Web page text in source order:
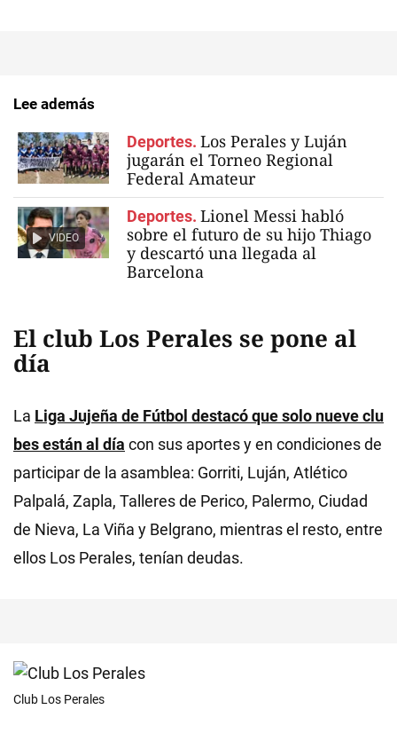
Lee además
Deportes. Los Perales y Luján
jugarán el Torneo Regional
Federal Amateur
VIDEO
Deportes. Lionel Messi habló
sobre el futuro de su hijo Thiago
y descartó una llegada al
Barcelona
El club Los Perales se pone al
día
La Liga Jujeña de Fútbol destacó que solo nueve clu
bes están al día con sus aportes y en condiciones de
participar de la asamblea: Gorriti, Luján, Atlético
Palpalá, Zapla, Talleres de Perico, Palermo, Ciudad
de Nieva, La Viña y Belgrano, mientras el resto, entre
ellos Los Perales, tenían deudas.
Club Los Perales